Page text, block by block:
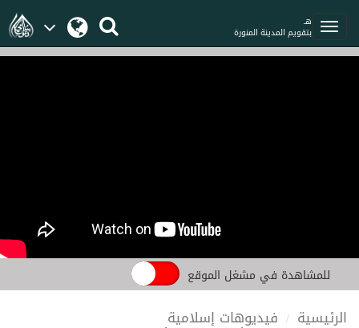
هـ
بتقويم المدينة المنورة
للمشاهدة في مشغل الموقع
الرئيسية فيديوهات إسلامية